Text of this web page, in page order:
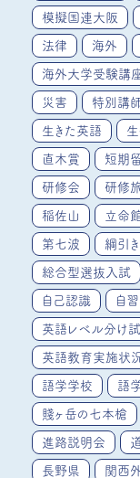
模擬国連大阪
法律 海外
海外大学受験講
災害 特別講
生きた英語
直木賞 短期
研修会 研修
稲佐山 立命
第七波 綱引き
総合型選抜入試
自己認識 自習
英語レベル分け
英語教育実施状
語学学校 語
賤ヶ岳の七本槍
進路説明会
長野県 関西